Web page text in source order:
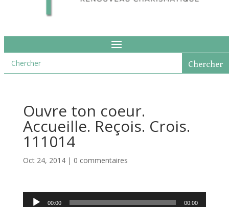
Ouvre ton coeur.
Accueille. Reçois. Crois.
111014
Oct 24, 2014| 0 commentaires
Lecteur
00:00 00:00